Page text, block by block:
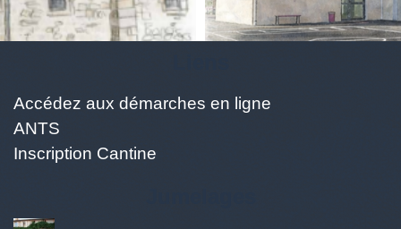
Accédez aux démarches en ligne
ANTS
Inscription Cantine